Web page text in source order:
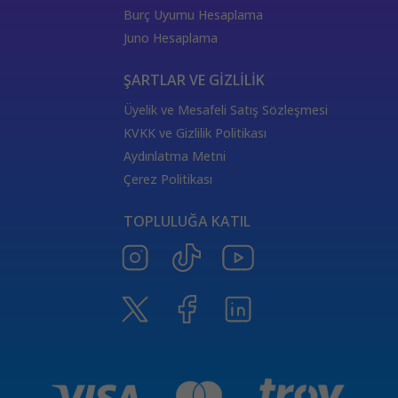
burçların elementleri
değişken
yükselen burçların özellikleri
Satürn Balık burcunda
ThetaHealing seansı
Tarot Destesi
Venüs burcu
Satürn burcu
Aşıklar Tarot Kartı
Güneş Tarot Sağlık Anlamı
Merkür Oğlak burcunda
Ay Tarot Sağlık Anlamı
Değnek Üçlüsü Anlamı
Denge kartı anlamı
tarotta değnek ikilisi sağlık anlamı
Burç Uyumu Hesaplama
Juno Hesaplama
ŞARTLAR VE GİZLİLİK
Üyelik ve Mesafeli Satış Sözleşmesi
KVKK ve Gizlilik Politikası
Aydınlatma Metni
Çerez Politikası
TOPLULUĞA KATIL